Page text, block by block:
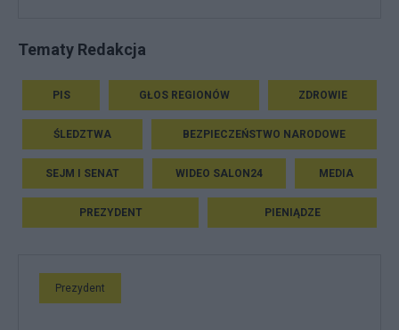
Tematy Redakcja
PIS GŁOS REGIONÓW ZDROWIE
ŚLEDZTWA BEZPIECZEŃSTWO NARODOWE
SEJM I SENAT WIDEO SALON24 MEDIA
PREZYDENT PIENIĄDZE
Prezydent